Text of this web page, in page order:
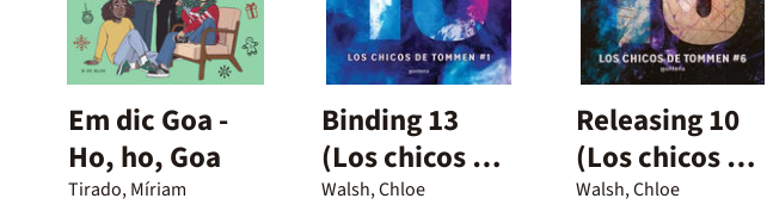
Em dic Goa -
Ho, ho, Goa
Tirado, Míriam
Binding 13
(Los chicos de
Tommen 1)
Walsh, Chloe
Releasing 10
(Los chicos de
Tommen 6)
Walsh, Chloe